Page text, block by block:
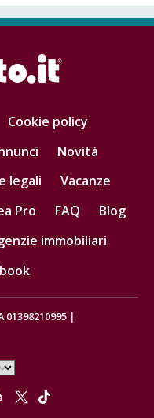
Cookie policy
Novità
legali
Vacanze
Pro FAQ
Blog
immobiliari
01398210995 |